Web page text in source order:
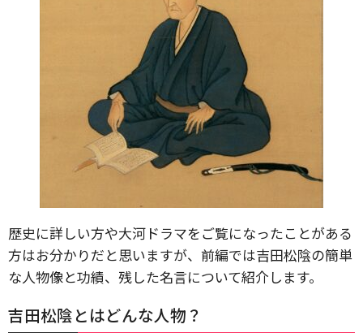
歴史に詳しい方や大河ドラマをご覧になったことがある
方はお分かりだと思いますが、前編では吉田松陰の簡単
な人物像と功績、残した名言について紹介します。
吉田松陰とはどんな人物？